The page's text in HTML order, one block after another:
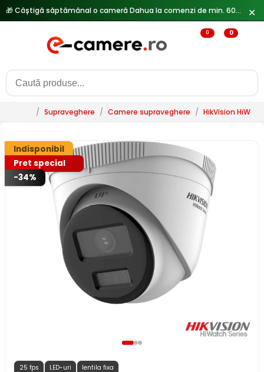
✕
0 0
/ Supraveghere / Camere supraveghere / HikVision
Indisponibil
Pret special
-34%
25 fps LED-uri lentila fixa